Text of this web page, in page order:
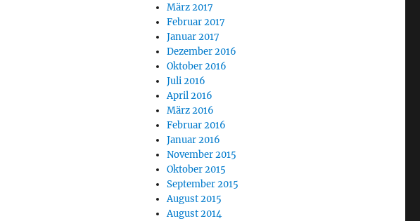
März 2017
Februar 2017
Januar 2017
Dezember 2016
Oktober 2016
Juli 2016
April 2016
März 2016
Februar 2016
Januar 2016
November 2015
Oktober 2015
September 2015
August 2015
August 2014